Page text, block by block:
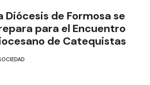
Diócesis de Formosa se
para el Encuentro
de Catequistas